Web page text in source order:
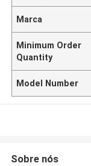
Marca
Minimum Order
Quantity
Model Number
Sobre nós